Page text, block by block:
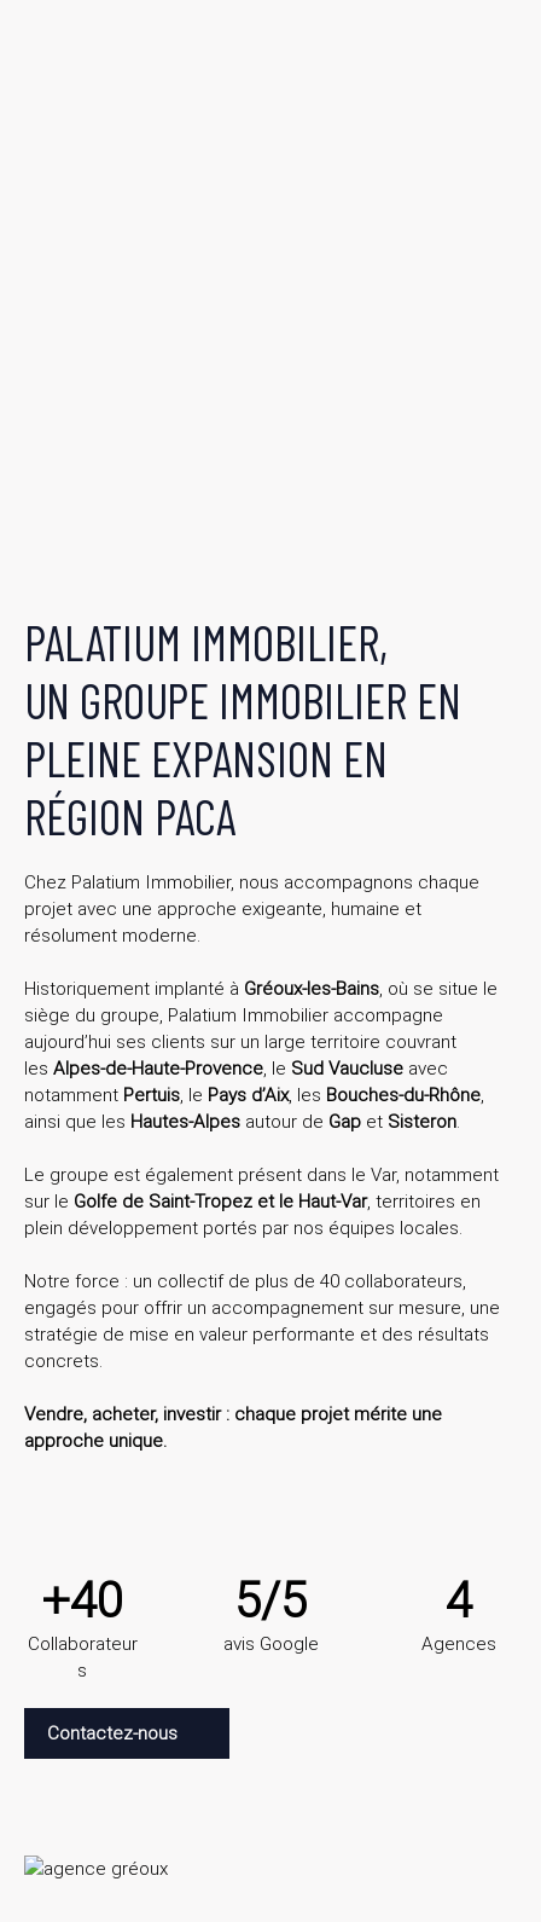
PALATIUM IMMOBILIER,
UN GROUPE IMMOBILIER EN
PLEINE EXPANSION EN
RÉGION PACA
Chez Palatium Immobilier, nous accompagnons chaque
projet avec une approche exigeante, humaine et
résolument moderne.
Historiquement implanté à Gréoux-les-Bains, où se situe le
siège du groupe, Palatium Immobilier accompagne
aujourd’hui ses clients sur un large territoire couvrant
les Alpes-de-Haute-Provence, le Sud Vaucluse avec
notamment Pertuis, le Pays d’Aix, les Bouches-du-Rhône,
ainsi que les Hautes-Alpes autour de Gap et Sisteron.
Le groupe est également présent dans le Var, notamment
sur le Golfe de Saint-Tropez et le Haut-Var, territoires en
plein développement portés par nos équipes locales.
Notre force : un collectif de plus de 40 collaborateurs,
engagés pour offrir un accompagnement sur mesure, une
stratégie de mise en valeur performante et des résultats
concrets.
Vendre, acheter, investir : chaque projet mérite une
approche unique.
+40
Collaborateur
s
5/5
avis Google
4
Agences
Contactez-nous